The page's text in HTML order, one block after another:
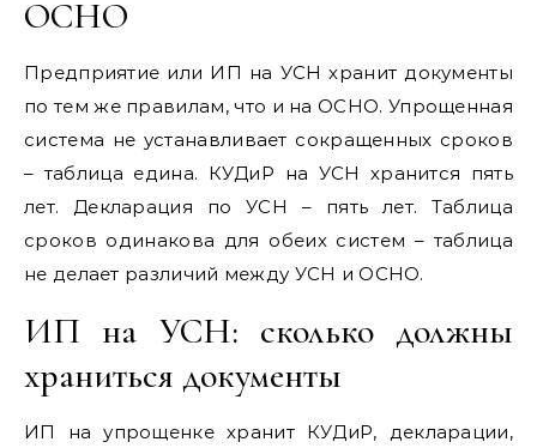
ОСНО
Предприятие или ИП на УСН хранит документы
по тем же правилам, что и на ОСНО. Упрощенная
система не устанавливает сокращенных сроков
– таблица едина. КУДиР на УСН хранится пять
лет. Декларация по УСН – пять лет. Таблица
сроков одинакова для обеих систем – таблица
не делает различий между УСН и ОСНО.
ИП на УСН: сколько должны
храниться документы
ИП на упрощенке хранит КУДиР, декларации,